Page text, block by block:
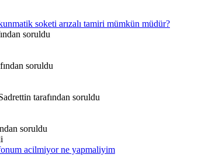
soketi arızalı tamiri mümkün müdür?
soruldu
soruldu
tarafından soruldu
soruldu
acilmiyor ne yapmaliyim